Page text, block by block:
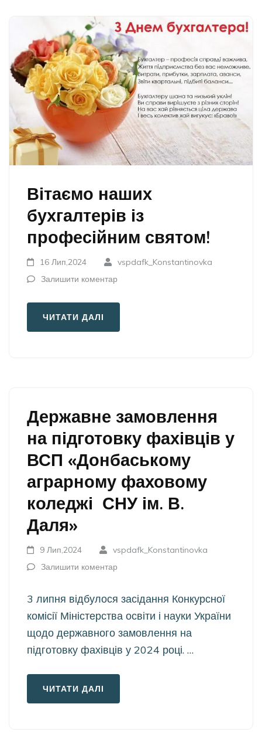
Вітаємо наших
бухгалтерів із
професійним святом!
16 Лип,2024
vspdafk_Konstantinovka
Залишити коментар
ЧИТАТИ ДАЛІ
Державне замовлення
на підготовку фахівців у
ВСП «Донбаському
аграрному фаховому
коледжі СНУ ім. В.
Даля»
9 Лип,2024
vspdafk_Konstantinovka
Залишити коментар
3 липня відбулося засідання Конкурсної
комісії Міністерства освіти і науки України
щодо державного замовлення на
підготовку фахівців у 2024 році. …
ЧИТАТИ ДАЛІ